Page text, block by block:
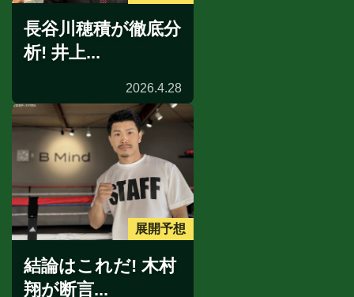
長谷川穂積が徹底分
析! 井上...
2026.4.28
展開予想
結論はこれだ! 木村
翔が断言...